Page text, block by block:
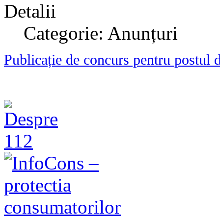
Detalii
Categorie: Anunțuri
Publicație de concurs pentru postul